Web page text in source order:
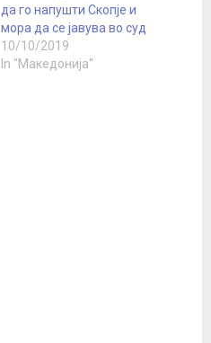
да го напушти Скопје и
мора да се јавува во суд
10/10/2019
In "Македонија"